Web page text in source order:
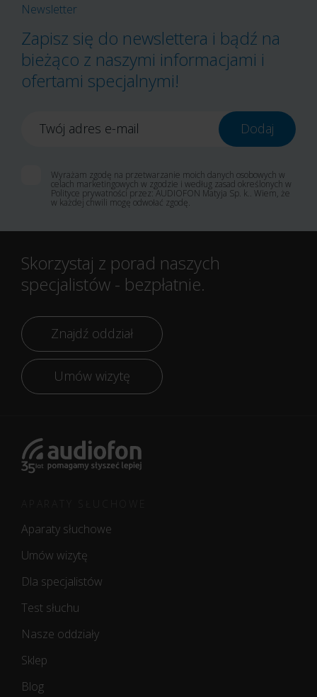
Newsletter
Zapisz się do newslettera i bądź na
bieżąco z naszymi informacjami i
ofertami specjalnymi!
Twój adres e-mail Dodaj
Wyrażam zgodę na przetwarzanie moich danych osobowych w
celach marketingowych w zgodzie i według zasad określonych w
Polityce prywatności przez: AUDIOFON Matyja Sp. k.. Wiem, że
w każdej chwili mogę odwołać zgodę.
Skorzystaj z porad naszych
specjalistów - bezpłatnie.
Znajdź oddział
Umów wizytę
Aparaty słuchowe
Umów wizytę
Dla specjalistów
Test słuchu
Nasze oddziały
Sklep
Blog